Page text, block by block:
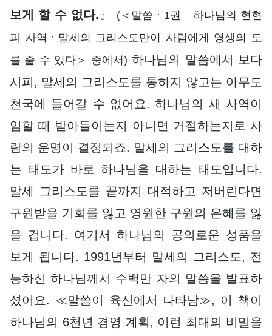
보게 할 수 없다. 』 (＜말씀ㆍ1권 하나님의 현현
과 사역ㆍ말세의 그리스도만이 사람에게 영생의 도
를 줄 수 있다＞ 중에서) 하나님의 말씀에서 보다
시피, 말세의 그리스도를 통하지 않고는 아무도
천국에 들어갈 수 없어요. 하나님의 새 사역이
임할 때 받아들이는지 아니면 거절하는지로 사
람의 운명이 결정되죠. 말세의 그리스도를 대하
는 태도가 바로 하나님을 대하는 태도입니다.
말세 그리스도를 끝까지 대적하고 저버린다면
구원받을 기회를 잃고 영원한 구원의 은혜를 잃
을 겁니다. 여기서 하나님의 공의로운 성품을
보게 됩니다. 1991년부터 말세의 그리스도, 전
능하신 하나님께서 수백만 자의 말씀을 발표하
셨어요. ≪말씀이 육신에서 나타남≫, 이 책이
하나님의 6천년 경영 계획, 이런 최대의 비밀을